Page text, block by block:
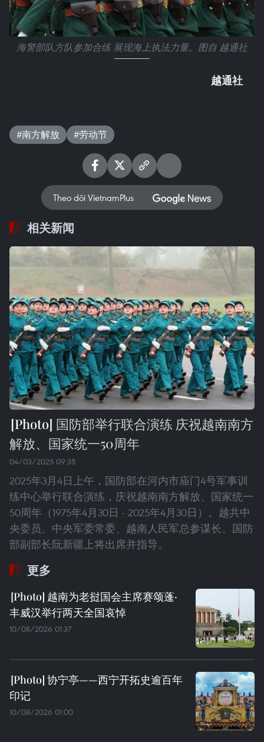
海警部队方队参加合练 展现海上执法力量。图自 越通社
越通社
#南方解放 #劳动节
Theo dõi VietnamPlus
相关新闻
国防部举行联合演练 庆祝越南南方
解放、国家统一50周年
04/03/2025 09:35
2025年3月4日上午，国防部在河内市庙门4号军事训
练中心举行联合演练，庆祝越南南方解放、国家统一
50周年（1975年4月30日 - 2025年4月30日）。越共中
央委员、中央军委常委、越南人民军总参谋长、国防
部副部长阮新疆上将出席并指导。
更多
越南为老挝国会主席赛颂蓬·
丰威汉举行两天全国哀悼
10/08/2026 01:37
协宁亭——西宁开拓史逾百年
印记
10/08/2026 01:00